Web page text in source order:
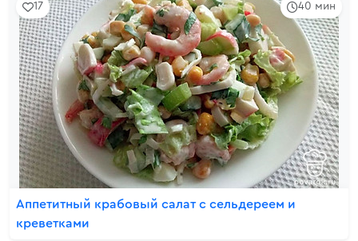
40 мин
17
Аппетитный крабовый салат с сельдереем и
креветками